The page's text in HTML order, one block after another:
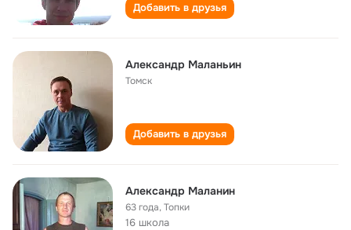
Добавить в друзья
Александр Маланьин
Томск
Добавить в друзья
Александр Маланин
63 года,Топки
16 школа